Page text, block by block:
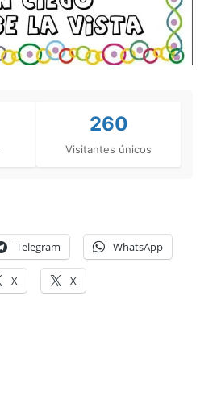
260
Visitantes únicos
Telegram WhatsApp
X X